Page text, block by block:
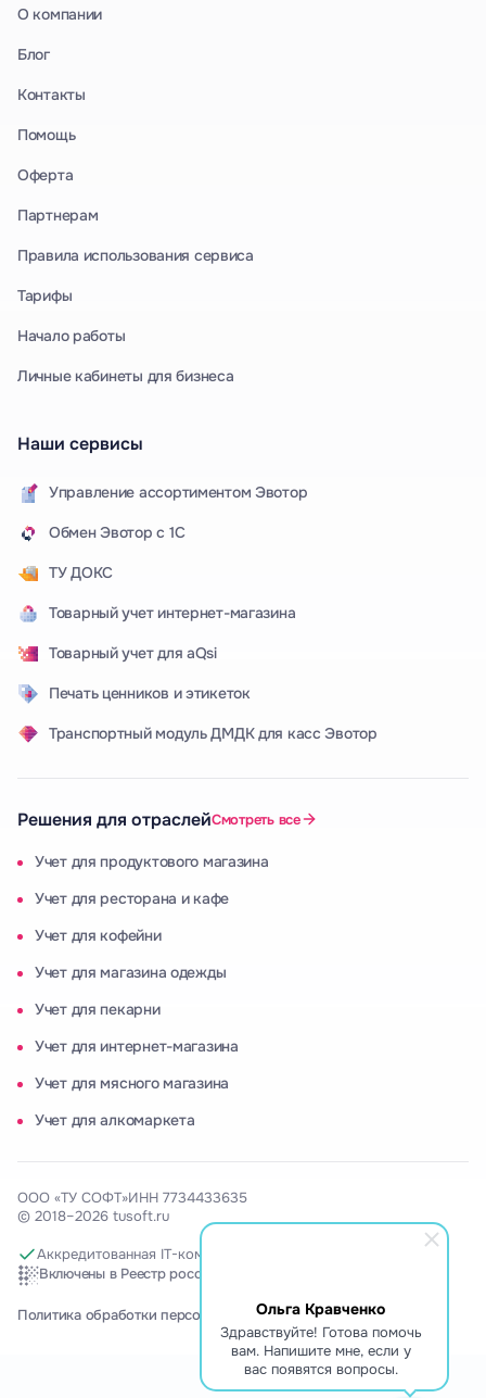
Ольга Кравченко
Здравствуйте! Готова помочь
вам. Напишите мне, если у
вас появятся вопросы.
О компании
Блог
Контакты
Помощь
Оферта
Партнерам
Правила использования сервиса
Тарифы
Начало работы
Личные кабинеты для бизнеса
Наши сервисы
Управление ассортиментом Эвотор
Обмен Эвотор с 1С
ТУ ДОКС
Товарный учет интернет-магазина
Товарный учет для aQsi
Печать ценников и этикеток
Транспортный модуль ДМДК для касс Эвотор
Решения для отраслейСмотреть все
Учет для продуктового магазина
Учет для ресторана и кафе
Учет для кофейни
Учет для магазина одежды
Учет для пекарни
Учет для интернет-магазина
Учет для мясного магазина
Учет для алкомаркета
ООО «ТУ СОФТ»ИНН 7734433635
© 2018–2026 tusoft.ru
Аккредитованная IT-компания
Включены в Реестр российского программного обеспечения
Политика обработки персональных данных